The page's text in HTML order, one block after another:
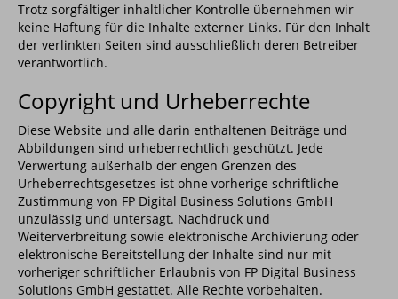
Trotz sorgfältiger inhaltlicher Kontrolle übernehmen wir
keine Haftung für die Inhalte externer Links. Für den Inhalt
der verlinkten Seiten sind ausschließlich deren Betreiber
verantwortlich.
Copyright und Urheberrechte
Diese Website und alle darin enthaltenen Beiträge und
Abbildungen sind urheberrechtlich geschützt. Jede
Verwertung außerhalb der engen Grenzen des
Urheberrechtsgesetzes ist ohne vorherige schriftliche
Zustimmung von FP Digital Business Solutions GmbH
unzulässig und untersagt. Nachdruck und
Weiterverbreitung sowie elektronische Archivierung oder
elektronische Bereitstellung der Inhalte sind nur mit
vorheriger schriftlicher Erlaubnis von FP Digital Business
Solutions GmbH gestattet. Alle Rechte vorbehalten.